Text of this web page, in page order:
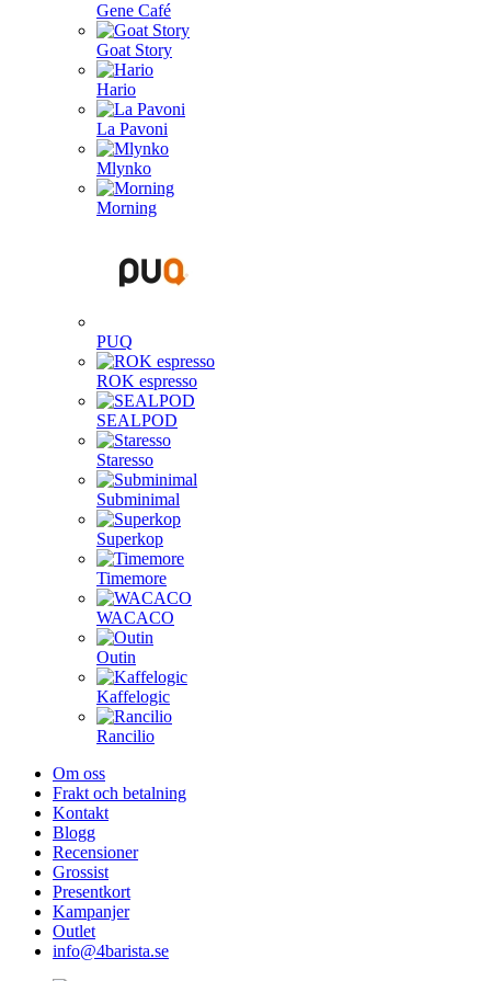
Gene Café
Goat Story
Hario
La Pavoni
Mlynko
Morning
PUQ
ROK espresso
SEALPOD
Staresso
Subminimal
Superkop
Timemore
WACACO
Outin
Kaffelogic
Rancilio
Om oss
Frakt och betalning
Kontakt
Blogg
Recensioner
Grossist
Presentkort
Kampanjer
Outlet
info@4barista.se